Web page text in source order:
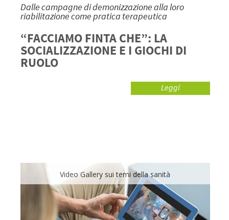
Dalle campagne di demonizzazione alla loro
riabilitazione come pratica terapeutica
“FACCIAMO FINTA CHE”: LA
SOCIALIZZAZIONE E I GIOCHI DI
RUOLO
Leggi
Video Gallery sui temi della sanità